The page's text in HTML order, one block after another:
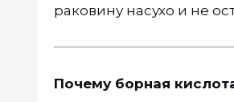
раковину насухо и не
Почему борная